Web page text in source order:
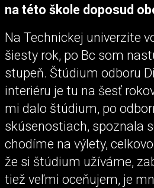
na této škole doposud
Na Technickej univerzite
šiesty rok, po Bc som
stupeň. Štúdium odboru
interiéru je tu na šesť
mi dalo štúdium, po
skúsenostiach, spoznala
chodíme na výlety,
že si štúdium užíváme,
tiež veľmi oceňujem, je